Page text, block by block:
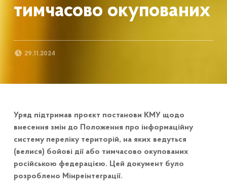
тимчасово окупованих
29.11.2024
Уряд підтримав проєкт постанови КМУ щодо
внесення змін до Положення про інформаційну
систему переліку територій, на яких ведуться
(велися) бойові дії або тимчасово окупованих
російською федерацією. Цей документ було
розроблено Мінреінтеграції.